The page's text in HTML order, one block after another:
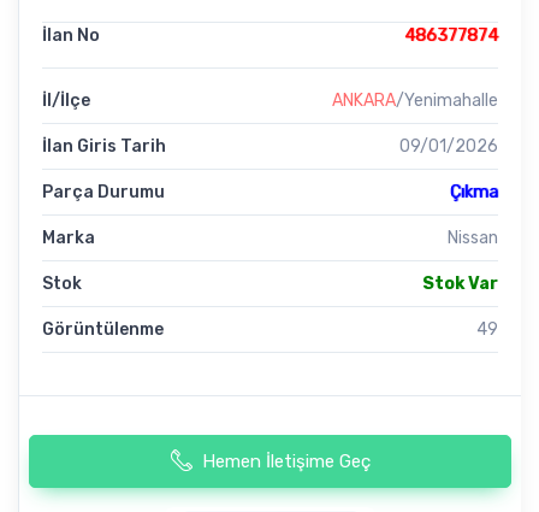
İlan No 486377874
İl/İlçe ANKARA/Yenimahalle
İlan Giris Tarih 09/01/2026
Parça Durumu Çıkma
Marka Nissan
Stok Stok Var
Görüntülenme 49
Hemen İletişime Geç